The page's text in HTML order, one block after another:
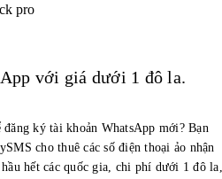
pro
với giá dưới 1 đô la.
ký tài khoản WhatsApp mới? Bạn
cho thuê các số điện thoại ảo nhận
hết các quốc gia, chi phí dưới 1 đô la,